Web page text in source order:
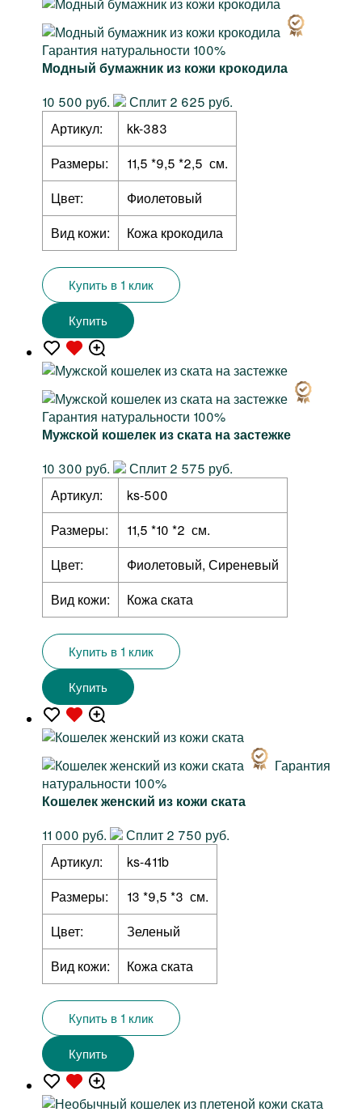
Гарантия натуральности 100%
Модный бумажник из кожи крокодила
10 500 руб.
Сплит 2 625 руб.
Артикул:
kk-383
Размеры:
11,5 *9,5 *2,5 см.
Цвет:
Фиолетовый
Вид кожи:
Кожа крокодила
Купить в 1 клик
Купить
Гарантия натуральности 100%
Мужской кошелек из ската на застежке
10 300 руб.
Сплит 2 575 руб.
Артикул:
ks-500
Размеры:
11,5 *10 *2 см.
Цвет:
Фиолетовый, Сиреневый
Вид кожи:
Кожа ската
Купить в 1 клик
Купить
Гарантия
натуральности 100%
Кошелек женский из кожи ската
11 000 руб.
Сплит 2 750 руб.
Артикул:
ks-411b
Размеры:
13 *9,5 *3 см.
Цвет:
Зеленый
Вид кожи:
Кожа ската
Купить в 1 клик
Купить